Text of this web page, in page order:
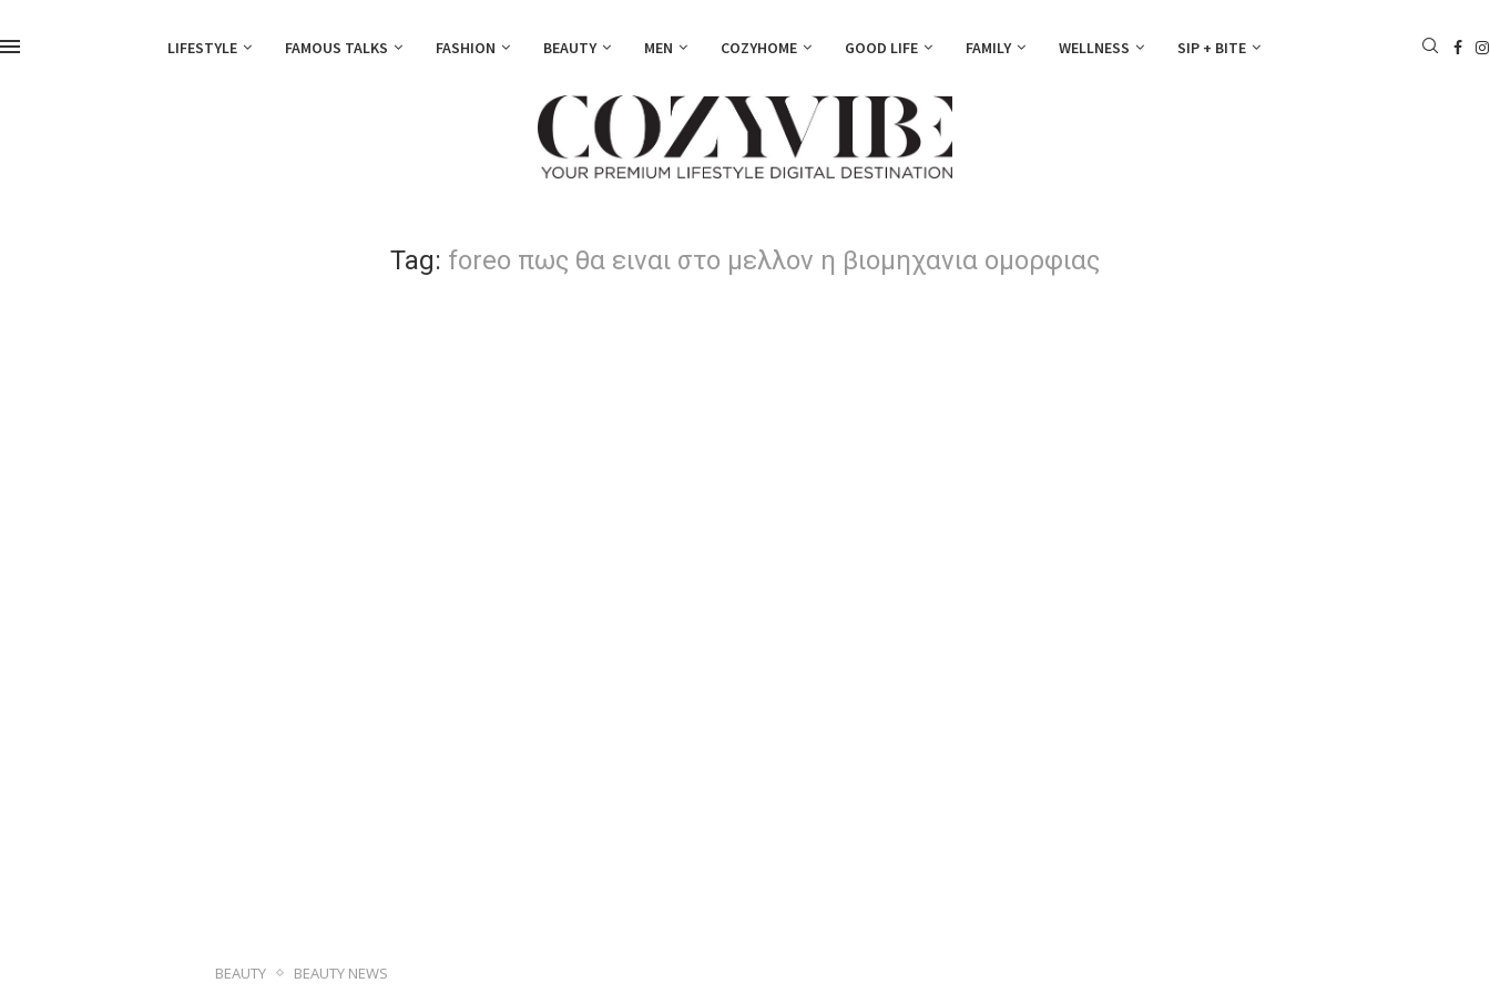
LIFESTYLE FAMOUS TALKS FASHION BEAUTY MEN COZYHOME GOOD LIFE FAMILY WELLNESS SIP + BITE
Tag: foreo πως θα ειναι στο μελλον η βιομηχανια ομορφιας
BEAUTY BEAUTY NEWS